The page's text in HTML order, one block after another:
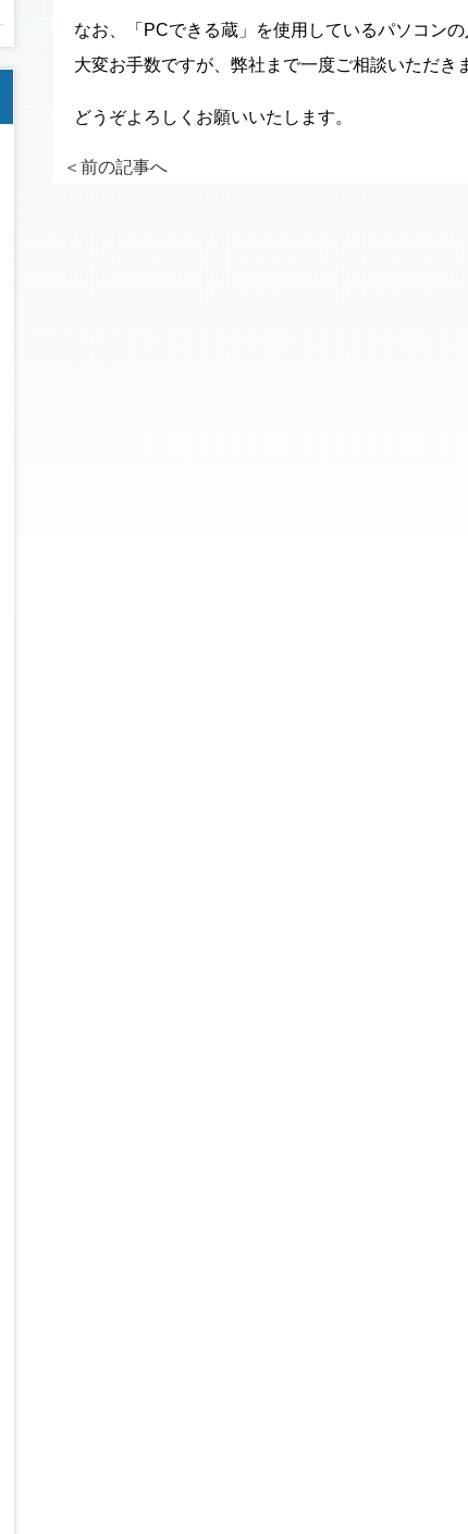
なお、「PCできる蔵」を使用しているパソコンの
大変お手数ですが、弊社まで一度ご相談いただき
どうぞよろしくお願いいたします。
＜前の記事へ